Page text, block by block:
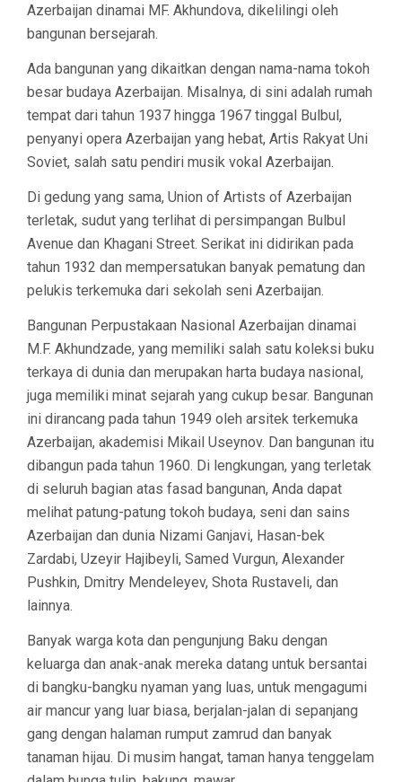
Azerbaijan dinamai MF. Akhundova, dikelilingi oleh
bangunan bersejarah.
Ada bangunan yang dikaitkan dengan nama-nama tokoh
besar budaya Azerbaijan. Misalnya, di sini adalah rumah
tempat dari tahun 1937 hingga 1967 tinggal Bulbul,
penyanyi opera Azerbaijan yang hebat, Artis Rakyat Uni
Soviet, salah satu pendiri musik vokal Azerbaijan.
Di gedung yang sama, Union of Artists of Azerbaijan
terletak, sudut yang terlihat di persimpangan Bulbul
Avenue dan Khagani Street. Serikat ini didirikan pada
tahun 1932 dan mempersatukan banyak pematung dan
pelukis terkemuka dari sekolah seni Azerbaijan.
Bangunan Perpustakaan Nasional Azerbaijan dinamai
M.F. Akhundzade, yang memiliki salah satu koleksi buku
terkaya di dunia dan merupakan harta budaya nasional,
juga memiliki minat sejarah yang cukup besar. Bangunan
ini dirancang pada tahun 1949 oleh arsitek terkemuka
Azerbaijan, akademisi Mikail Useynov. Dan bangunan itu
dibangun pada tahun 1960. Di lengkungan, yang terletak
di seluruh bagian atas fasad bangunan, Anda dapat
melihat patung-patung tokoh budaya, seni dan sains
Azerbaijan dan dunia Nizami Ganjavi, Hasan-bek
Zardabi, Uzeyir Hajibeyli, Samed Vurgun, Alexander
Pushkin, Dmitry Mendeleyev, Shota Rustaveli, dan
lainnya.
Banyak warga kota dan pengunjung Baku dengan
keluarga dan anak-anak mereka datang untuk bersantai
di bangku-bangku nyaman yang luas, untuk mengagumi
air mancur yang luar biasa, berjalan-jalan di sepanjang
gang dengan halaman rumput zamrud dan banyak
tanaman hijau. Di musim hangat, taman hanya tenggelam